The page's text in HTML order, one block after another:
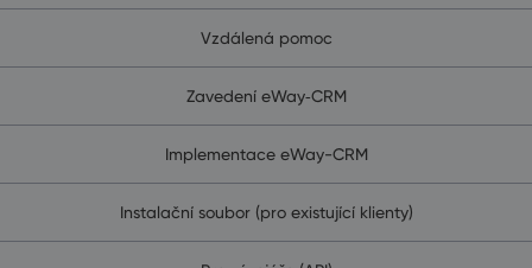
Vzdálená pomoc
Zavedení eWay‑CRM
Implementace eWay-CRM
Instalační soubor (pro existující klienty)